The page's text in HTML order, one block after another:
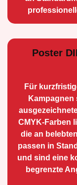
Poster
Für
Kampagnen
CMYK-Farben
die an
passen in
und sind eine
begrenzte